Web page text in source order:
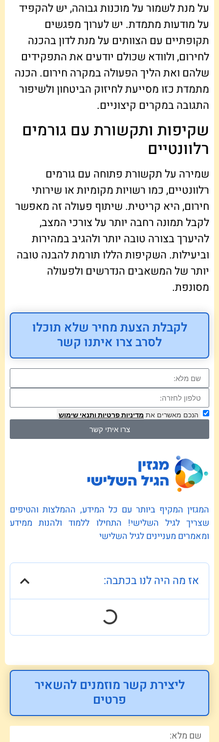
על מנת לשמור על מוכנות גבוהה, יש להקפיד
על מודעות מתמדת. יש לערוך מפגשים
תקופתיים עם הצוותים על מנת לדון בהכנה
לחירום, ולוודא שכולם יודעים את התפקידים
שלהם ואת הליך הפעולה במקרה חירום. הכנה
מתמדת כזו מסייעת לחיזוק הביטחון ולשיפור
התגובה במקרים קיצוניים.
שקיפות ותקשורת עם גורמים
רלוונטיים
שמירה על תקשורת פתוחה עם גורמים
רלוונטיים, כמו רשויות מקומיות או שירותי
חירום, היא קריטית. שיתוף פעולה זה מאפשר
לקבל תמונה רחבה יותר על צורכי המצב,
להיערך בצורה טובה יותר ולהגיב במהירות
וביעילות. השקיפות הללו תורמת להבנה טובה
יותר של המשאבים הנדרשים ולפעולה
מסונפת.
לקבלת הצעת מחיר שלא תוכלו
לסרב צרו איתנו קשר
הנכם מאשרים את מדיניות פרטיות ותנאי שימוש
צרו איתי קשר
המגזין המקיף ביותר עם כל המידע, ההמלצות והטיפים
שצריך לגיל השלישי! התחילו ללמוד ולהנות ממידע
ומאמרים מעניינים לגיל השלישי
אז מה היה לנו בכתבה:
ליצירת קשר מוזמנים להשאיר
פרטים